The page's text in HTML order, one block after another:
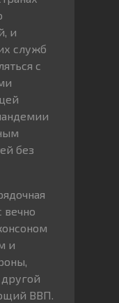
и
служб
с
без
вечно
и
ВВП.